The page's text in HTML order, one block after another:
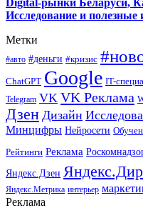
Исследование и полезные
Метки
#авто #деньги #кризис
ChatGPT Google IT-
Telegram VK VK Реклама
Дзен Дизайн
Минцифры Нейросети
Рейтинги Реклама
Яндекс.Дзен
Яндекс.Метрика интерьер
Реклама